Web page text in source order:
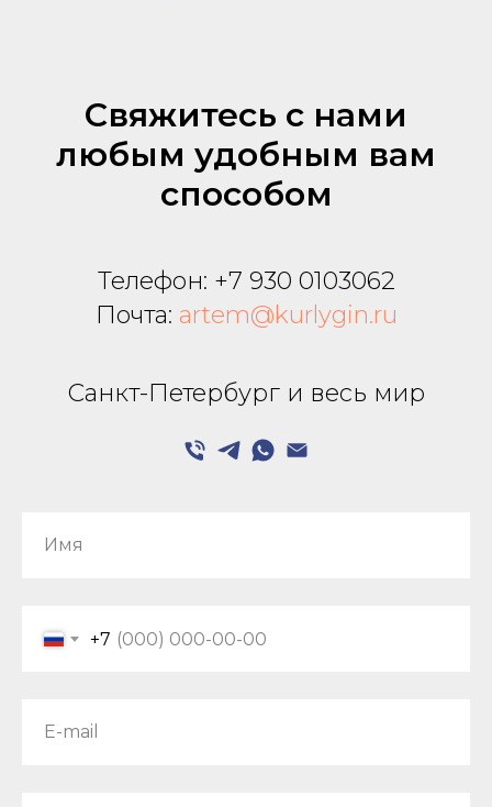
Свяжитесь с нами
любым удобным вам
способом
Телефон: +7 930 0103062
Почта: artem@kurlygin.ru
Санкт-Петербург и весь мир
Имя
+7
E-mail